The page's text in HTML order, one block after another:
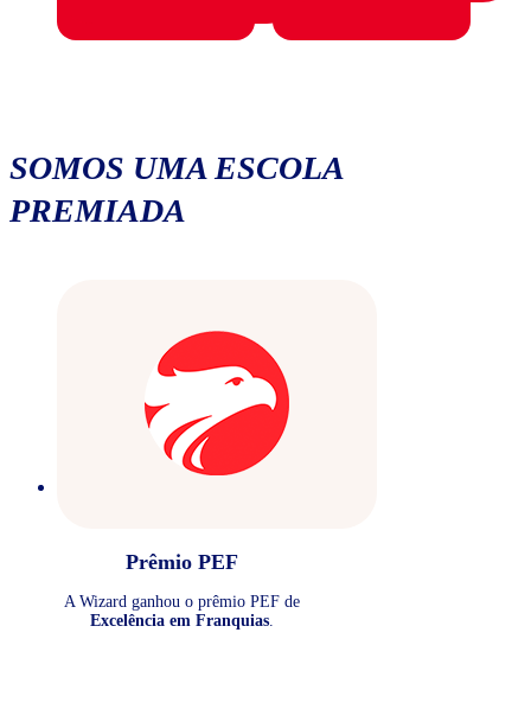
SOMOS UMA ESCOLA
PREMIADA
Prêmio PEF
A Wizard ganhou o prêmio PEF de
Excelência em Franquias.